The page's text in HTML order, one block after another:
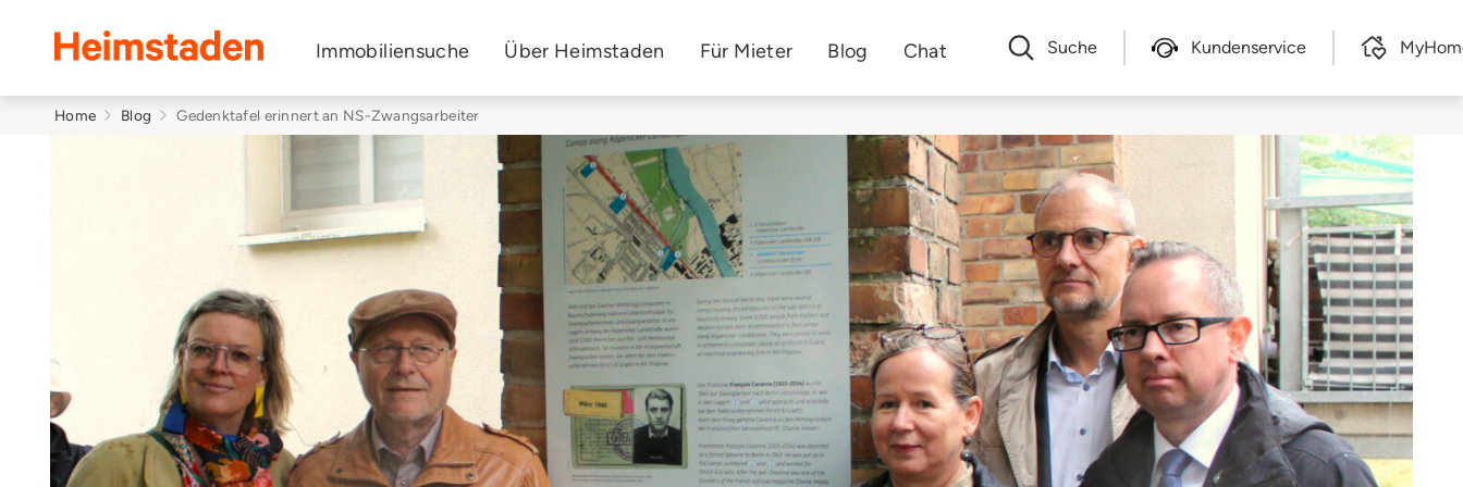
HeimstadenImmobiliensuche Über Heimstaden Für Mieter Blog Chat Suche Kundenservice
Home Blog Gedenktafel erinnert an NS-Zwangsarbeiter